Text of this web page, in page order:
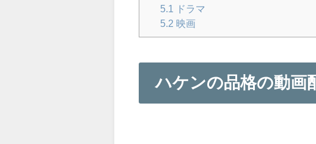
5.1
ドラマ
5.2 映画
ハケンの品格の動画